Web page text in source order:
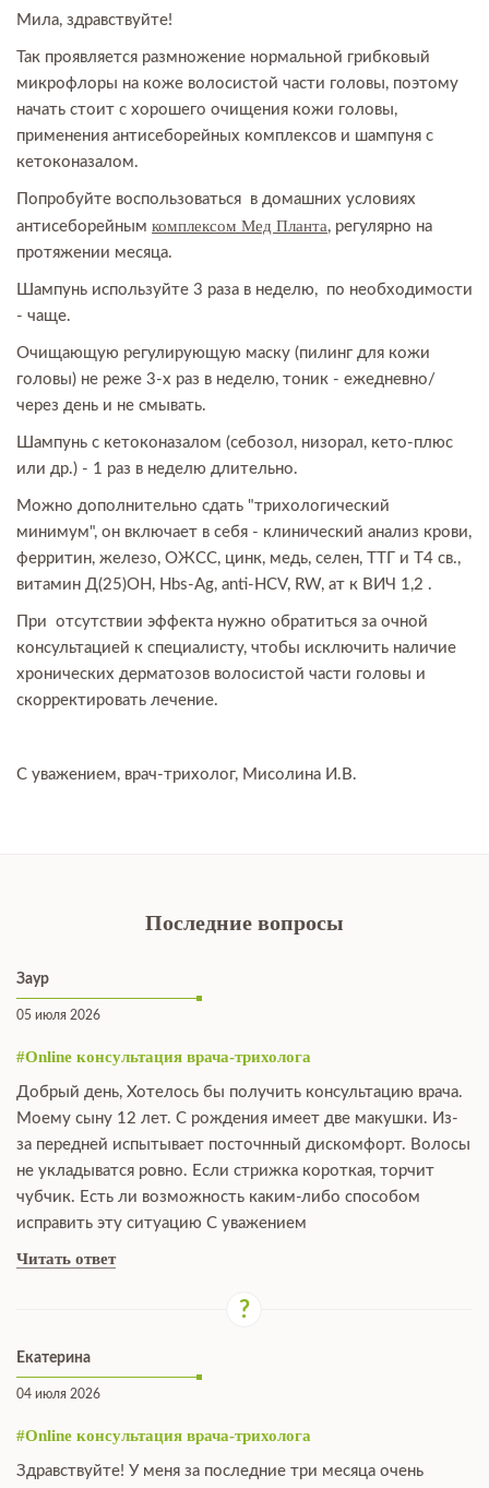
Мила, здравствуйте!
Так проявляется размножение нормальной грибковый
микрофлоры на коже волосистой части головы, поэтому
начать стоит с хорошего очищения кожи головы,
применения антисеборейных комплексов и шампуня с
кетоконазалом.
Попробуйте воспользоваться в домашних условиях
антисеборейным комплексом Мед Планта, регулярно на
протяжении месяца.
Шампунь используйте 3 раза в неделю, по необходимости
- чаще.
Очищающую регулирующую маску (пилинг для кожи
головы) не реже 3-х раз в неделю, тоник - ежедневно/
через день и не смывать.
Шампунь с кетоконазалом (себозол, низорал, кето-плюс
или др.) - 1 раз в неделю длительно.
Можно дополнительно сдать "трихологический
минимум", он включает в себя - клинический анализ крови,
ферритин, железо, ОЖСС, цинк, медь, селен, ТТГ и Т4 св.,
витамин Д(25)ОН, Hbs-Ag, anti-HCV, RW, ат к ВИЧ 1,2 .
При отсутствии эффекта нужно обратиться за очной
консультацией к специалисту, чтобы исключить наличие
хронических дерматозов волосистой части головы и
скорректировать лечение.
С уважением, врач-трихолог, Мисолина И.В.
Последние вопросы
Заур
05 июля 2026
#Online консультация врача-трихолога
Добрый день, Хотелось бы получить консультацию врача.
Моему сыну 12 лет. С рождения имеет две макушки. Из-
за передней испытывает посточнный дискомфорт. Волосы
не укладыватся ровно. Если стрижка короткая, торчит
чубчик. Есть ли возможность каким-либо способом
исправить эту ситуацию С уважением
Читать ответ
Екатерина
04 июля 2026
#Online консультация врача-трихолога
Здравствуйте! У меня за последние три месяца очень